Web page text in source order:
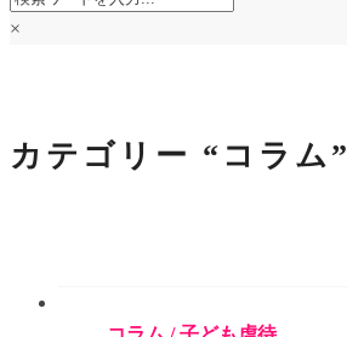
×
カテゴリー “コラム”